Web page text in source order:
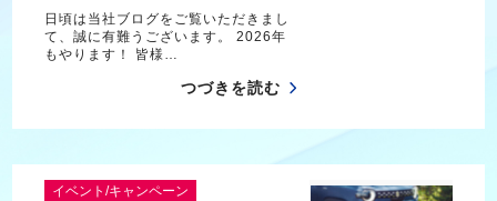
日頃は当社ブログをご覧いただきまし
て、誠に有難うございます。 2026年
もやります！ 皆様…
つづきを読む
イベント/キャンペーン